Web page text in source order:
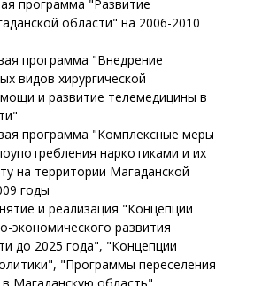
программа "Развитие
области" на 2006-2010
программа "Внедрение
видов хирургической
и развитие телемедицины в
программа "Комплексные меры
наркотиками и их
на территории Магаданской
годы
и реализация "Концепции
экономического развития
до 2025 года", "Концепции
"Программы переселения
Магаданскую область"